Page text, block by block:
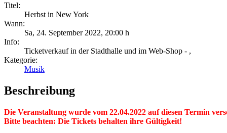
Titel:
Herbst in New York
Wann:
Sa, 24. September 2022, 20:00 h
Info:
Ticketverkauf in der Stadthalle und im Web-Shop - ,
Kategorie:
Musik
Beschreibung
Die Veranstaltung wurde vom 22.04.2022 auf diesen Termin
Bitte beachten: Die Tickets behalten ihre Gültigkeit!